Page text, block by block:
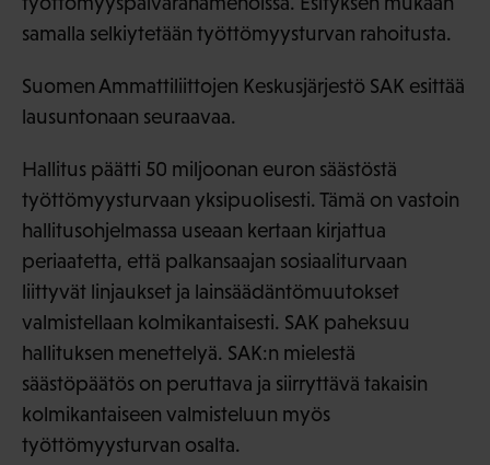
samalla selkiytetään työttömyysturvan rahoitusta.
Suomen Ammattiliittojen Keskusjärjestö SAK esittää
lausuntonaan seuraavaa.
Hallitus päätti 50 miljoonan euron säästöstä
työttömyysturvaan yksipuolisesti. Tämä on vastoin
hallitusohjelmassa useaan kertaan kirjattua
periaatetta, että palkansaajan sosiaaliturvaan
liittyvät linjaukset ja lainsäädäntömuutokset
valmistellaan kolmikantaisesti. SAK paheksuu
hallituksen menettelyä. SAK:n mielestä
säästöpäätös on peruttava ja siirryttävä takaisin
kolmikantaiseen valmisteluun myös
työttömyysturvan osalta.